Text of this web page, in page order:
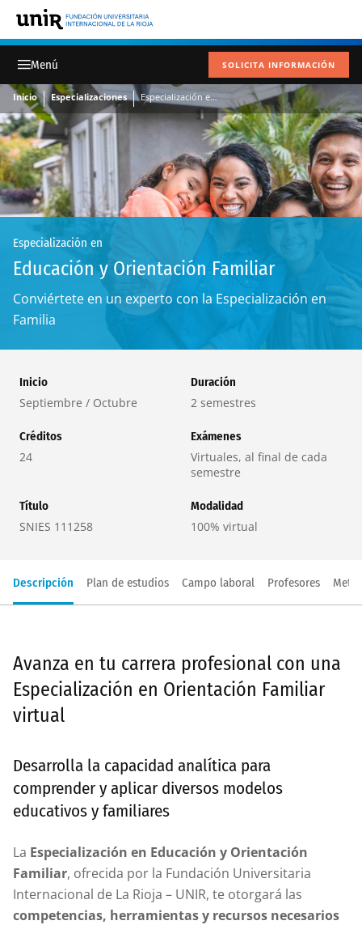
SOLICITA INFORMACIÓN
Inicio Especializaciones Especialización en Educación y Orientación Familiar
Especialización en
Educación y Orientación Familiar
Conviértete en un experto con la Especialización en
Familia
Inicio
Septiembre / Octubre
Duración
2 semestres
Créditos
24
Exámenes
Virtuales, al final de cada
semestre
Título
SNIES 111258
Modalidad
100% virtual
Descripción Plan de estudios Campo laboral Profesores
Avanza en tu carrera profesional con una
Especialización en Orientación Familiar
virtual
Desarrolla la capacidad analítica para
comprender y aplicar diversos modelos
educativos y familiares
La Especialización en Educación y Orientación
Familiar, ofrecida por la Fundación Universitaria
Internacional de La Rioja – UNIR, te otorgará las
competencias, herramientas y recursos necesarios